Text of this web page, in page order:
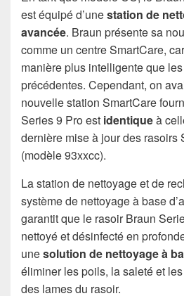
est équipé d’unestation de
avancée. Braun présente sa
comme un centre SmartCare,
manière plus intelligente que
précédentes. Cependant, on
nouvelle station SmartCare
Series 9 Pro est identiqueà
dernière mise à jour des rasoirs
(modèle 93xxcc).
La station de nettoyage et de
système de nettoyage à base
garantit que le rasoir Braun
nettoyé et désinfecté en
unesolution de nettoyage à
éliminer les poils, la saleté et
des lames du rasoir.